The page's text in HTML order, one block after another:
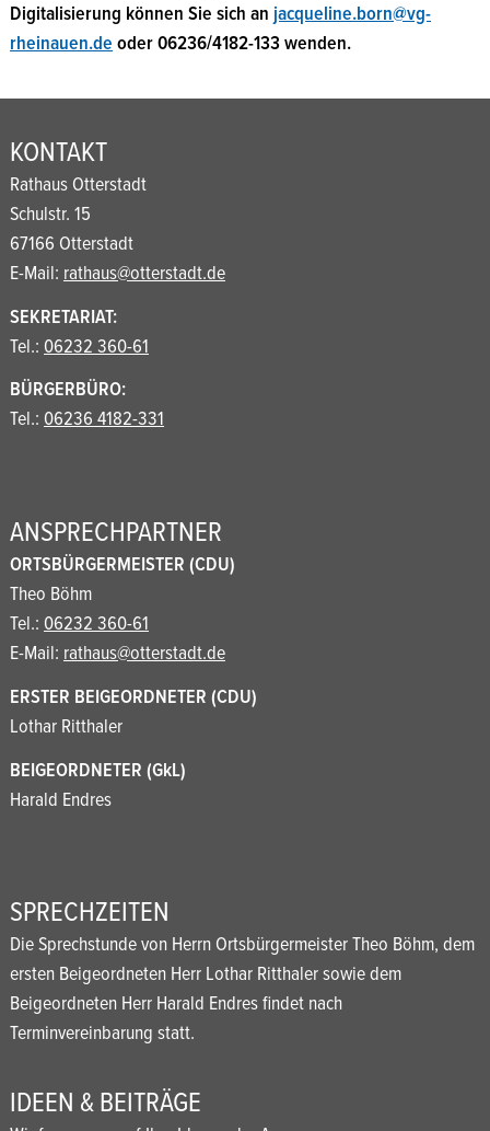
Digitalisierung können Sie sich an jacqueline.born@vg-
rheinauen.deoder 06236/4182-133 wenden.
KONTAKT
Rathaus Otterstadt
Schulstr. 15
67166 Otterstadt
E-Mail: rathaus@otterstadt.de
SEKRETARIAT:
Tel.: 06232 360-61
BÜRGERBÜRO:
Tel.: 06236 4182-331
ANSPRECHPARTNER
ORTSBÜRGERMEISTER (CDU)
Theo Böhm
Tel.: 06232 360-61
E-Mail: rathaus@otterstadt.de
ERSTER BEIGEORDNETER (CDU)
Lothar Ritthaler
BEIGEORDNETER (GkL)
Harald Endres
SPRECHZEITEN
Die Sprechstunde von Herrn Ortsbürgermeister Theo Böhm, dem
ersten Beigeordneten Herr Lothar Ritthaler sowie dem
Beigeordneten Herr Harald Endres findet nach
Terminvereinbarung statt.
IDEEN & BEITRÄGE